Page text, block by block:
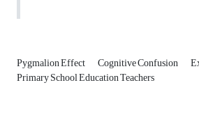
Pygmalion Effect Cognitive Confusion
Primary School Education Teachers